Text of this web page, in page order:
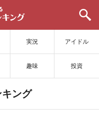
実況 アイドル
趣味 投資
新
ング